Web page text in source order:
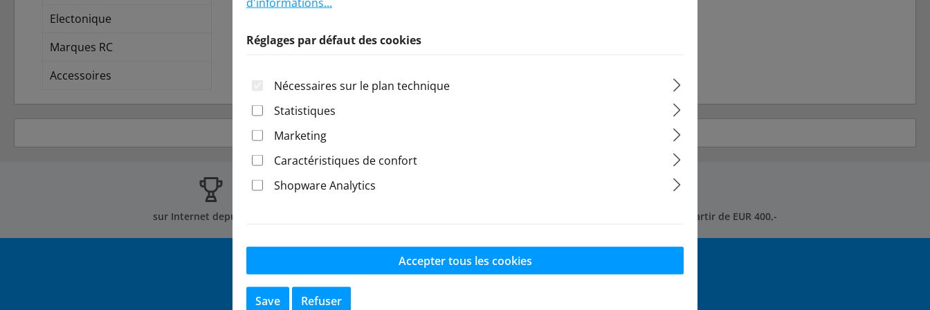
Electonique
Marques RC
Accessoires
sur Internet depuis 2002 UE sans frais d'envoi* à partir de EUR 400,-
Newsletter
Réglages par défaut des cookies
Nécessaires sur le plan technique
Statistiques
Marketing
Caractéristiques de confort
Shopware Analytics
Accepter tous les cookies
Save Refuser